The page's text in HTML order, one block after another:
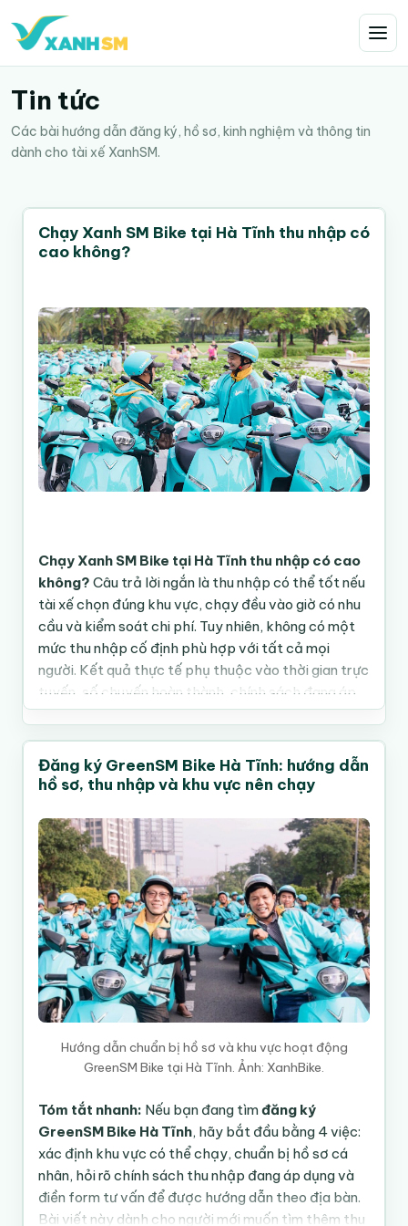
Tin tức
Các bài hướng dẫn đăng ký, hồ sơ, kinh nghiệm và thông tin
dành cho tài xế XanhSM.
Chạy Xanh SM Bike tại Hà Tĩnh thu nhập có
cao không?
Chạy Xanh SM Bike tại Hà Tĩnh thu nhập có cao
không? Câu trả lời ngắn là thu nhập có thể tốt nếu
tài xế chọn đúng khu vực, chạy đều vào giờ có nhu
cầu và kiểm soát chi phí. Tuy nhiên, không có một
mức thu nhập cố định phù hợp với tất cả mọi
người. Kết quả thực tế phụ thuộc vào thời gian trực
tuyến, số chuyến hoàn thành, chính sách đang áp
dụng và cách mỗi tài xế tổ chức ngày làm việc.
Tóm tắt nhanh cho tài xế tại Hà Tĩnh
Thu nhập có
cao không?
Có thể khá nếu chạy đúng
giờ, đúng khu vực và duy
trì hiệu suất; không nên
xem là khoản thu nhập
được bảo đảm.
Yếu tố quan
trọng
Số giờ chạy, số cuốc, tỷ lệ
thời gian có khách, chính
sách thưởng và chi phí vận
hành.
Khu vực nên
trung tâm thành phố, khu
công nghiệp, bệnh viện,
huyện.
Bước tiếp
theo
Điền form tư vấn Xanh
SM Bikevà hỏi chính sách
hiện hành tại Hà Tĩnh.
Đăng ký GreenSM Bike Hà Tĩnh: hướng dẫn
hồ sơ, thu nhập và khu vực nên chạy
Hướng dẫn chuẩn bị hồ sơ và khu vực hoạt động
GreenSM Bike tại Hà Tĩnh. Ảnh: XanhBike.
Tóm tắt nhanh: Nếu bạn đang tìmđăng ký
GreenSM Bike Hà Tĩnh, hãy bắt đầu bằng 4 việc:
xác định khu vực có thể chạy, chuẩn bị hồ sơ cá
nhân, hỏi rõ chính sách thu nhập đang áp dụng và
điền form tư vấn để được hướng dẫn theo địa bàn.
Bài viết này dành cho người mới muốn tìm thêm thu